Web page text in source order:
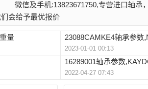
微信及手机:13823671750,专营进口轴承
会给予最优报价
量 23088CAMKE4轴承参数
2023-01-01 00:13
16289001轴承参数
2022-04-27 07:43